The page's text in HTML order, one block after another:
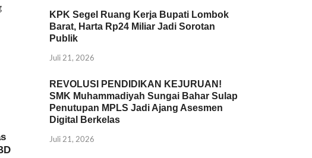
KPK Segel Ruang Kerja Bupati Lombok
Barat, Harta Rp24 Miliar Jadi Sorotan
Publik
Juli 21, 2026
REVOLUSI PENDIDIKAN KEJURUAN!
SMK Muhammadiyah Sungai Bahar Sulap
Penutupan MPLS Jadi Ajang Asesmen
Digital Berkelas
Juli 21, 2026